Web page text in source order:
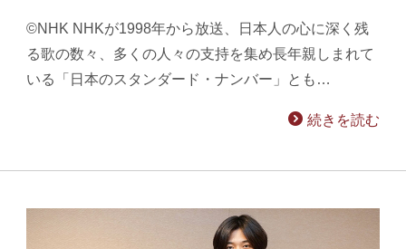
©NHK NHKが1998年から放送、日本人の心に深く残
る歌の数々、多くの人々の支持を集め長年親しまれて
いる「日本のスタンダード・ナンバー」とも…
続きを読む